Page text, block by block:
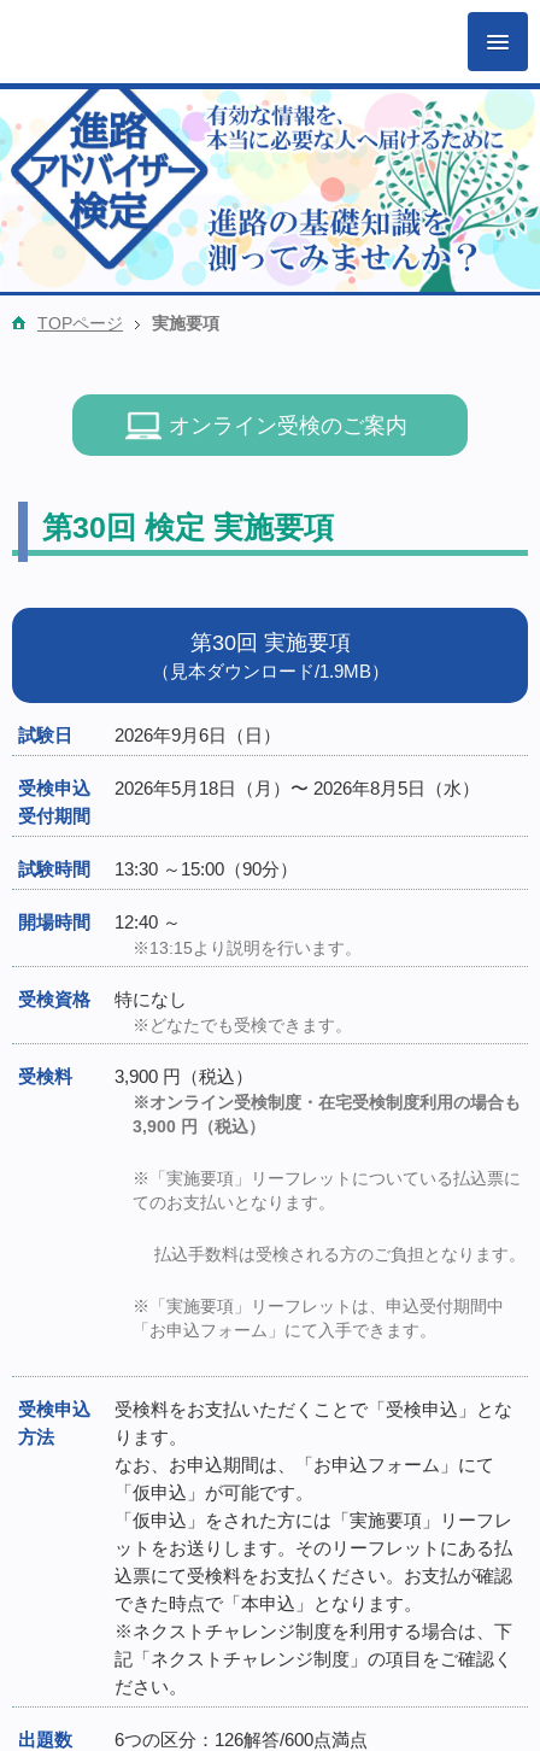
TOPページ 実施要項
オンライン受検のご案内
第30回 検定 実施要項
第30回 実施要項
（見本ダウンロード/1.9MB）
試験日 2026年9月6日（日）
受検申込
受付期間
2026年5月18日（月）〜 2026年8月5日（水）
試験時間 13:30 ～15:00（90分）
開場時間 12:40 ～
※13:15より説明を行います。
受検資格 特になし
※どなたでも受検できます。
受検料 3,900 円（税込）
※オンライン受検制度・在宅受検制度利用の場合も
3,900 円（税込）
※「実施要項」リーフレットについている払込票に
てのお支払いとなります。
払込手数料は受検される方のご負担となります。
※「実施要項」リーフレットは、申込受付期間中
「お申込フォーム」にて入手できます。
受検申込
方法
受検料をお支払いただくことで「受検申込」とな
ります。
なお、お申込期間は、「お申込フォーム」にて
「仮申込」が可能です。
「仮申込」をされた方には「実施要項」リーフレ
ットをお送りします。そのリーフレットにある払
込票にて受検料をお支払ください。お支払が確認
できた時点で「本申込」となります。
※ネクストチャレンジ制度を利用する場合は、下
記「ネクストチャレンジ制度」の項目をご確認く
ださい。
出題数 6つの区分：126解答/600点満点